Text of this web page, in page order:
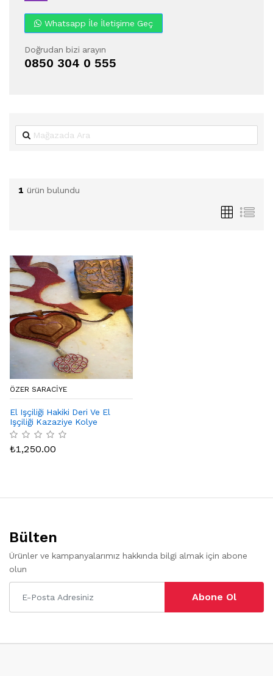
Whatsapp İle İletişime Geç
Doğrudan bizi arayın
0850 304 0 555
1 ürün bulundu
ÖZER SARACIYE
El Işçiliği Hakiki Deri Ve El
Işçiliği Kazaziye Kolye
₺1,250.00
Bülten
Ürünler ve kampanyalarımız hakkında bilgi almak için abone
olun
Abone Ol